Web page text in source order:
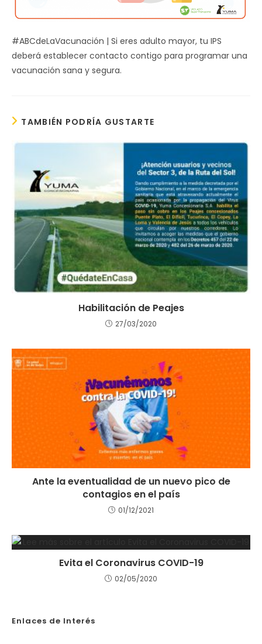
#ABCdeLaVacunación | Si eres adulto mayor, tu IPS
deberá establecer contacto contigo para programar una
vacunación sana y segura.
TAMBIÉN PODRÍA GUSTARTE
Habilitación de Peajes
27/03/2020
Ante la eventualidad de un nuevo pico de
contagios en el país
01/12/2021
Evita el Coronavirus COVID-19
02/05/2020
Enlaces de Interés